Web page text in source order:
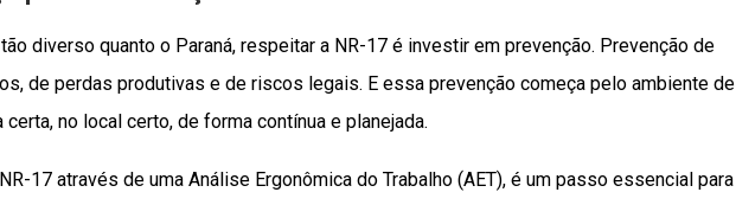
diverso quanto o Paraná, respeitar a NR-17 é investir em prevenção. Prevenção de
de perdas produtivas e de riscos legais. E essa prevenção começa pelo ambiente de
no local certo, de forma contínua e planejada.
17 através de uma Análise Ergonômica do Trabalho (AET), é um passo essencial para